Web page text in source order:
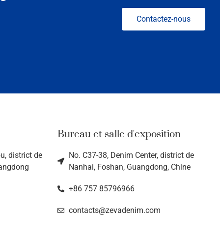
Contactez-nous
district de
Bureau et salle d'exposition
No. C37-38, Denim Center, district de
Nanhai, Foshan, Guangdong, Chine
+86 757 85796966
contacts@zevadenim.com